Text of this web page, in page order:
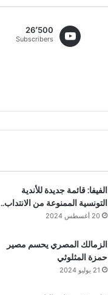
26٬500
Subscribers
الفيفا: قائمة جديدة للأندية
التونسية الممنوعة من الانتداب..
20 أغسطس 2024
الزمالك المصري يحسم مصير
حمزة المثلوثي
21 يوليو 2024